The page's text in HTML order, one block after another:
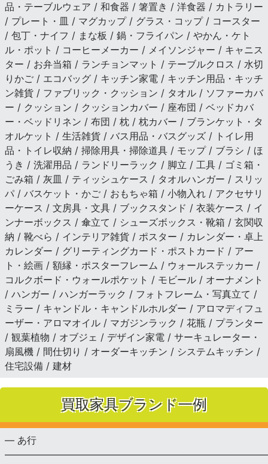
品・テーブルウェア / 和食器 / 箸置き / 洋食器 / カトラリー
/ プレート・皿 / マグカップ / グラス・コップ / コースター
/ 包丁・ナイフ / まな板 / 鍋・フライパン / やかん・ケト
ル・ポット / コーヒーメーカー / メイソンジャー / キャニス
ター / お弁当箱 / ランチョンマット / テーブルクロス / 水切
りかご / エコバッグ / キッチン家電 / キッチン用品・キッチ
ン雑貨 / ファブリック・クッション / タオル / ソファーカバ
ー / クッション / クッションカバー / 座布団 / ベッドカバ
ー・ベッドリネン / 布団 / 枕 / 枕カバー / ブランケット・タ
オルケット / 生活雑貨 / バス用品・バスグッズ / トイレ用
品・トイレ収納 / 掃除用具・掃除道具 / モップ / ブラシ / ほ
うき / 洗濯用品 / ランドリーラック / 脚立 / 工具 / ゴミ箱・
ごみ箱 / 灰皿 / ティッシュケース / タオルハンガー / スリッ
パ / バスケット・かご / おもちゃ箱 / 小物入れ / アクセサリ
ーケース / 文房具・文具 / ブックスタンド / 衣装ケース / イ
ンナーボックス / 傘立て / シューズボックス・靴箱 / 玄関収
納 / 靴べら / インテリア雑貨 / ポスター / カレンダー・卓上
カレンダー / グリーティングカード・ポストカード / アー
ト・絵画 / 額縁・ポスターフレーム / ウォールステッカー /
コルクボード・ウォールポケット / モビール / オーナメント
/ ハンガー / ハンガーラック / フォトフレーム・写真立て /
ミラー / キャンドル・キャンドルホルダー / アロマディフュ
ーザー・アロマオイル / マガジンラック / 花瓶 / プランター
/ 観葉植物 / オブジェ / デザイン家電 / サーキュレーター・
扇風機 / 間仕切り / オーダーキッチン / システムキッチン /
住宅設備 / 建材
買取家具ブランド一例
— あ行